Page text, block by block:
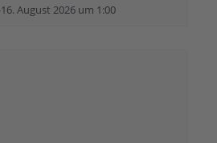
16. August 2026 um 1:00